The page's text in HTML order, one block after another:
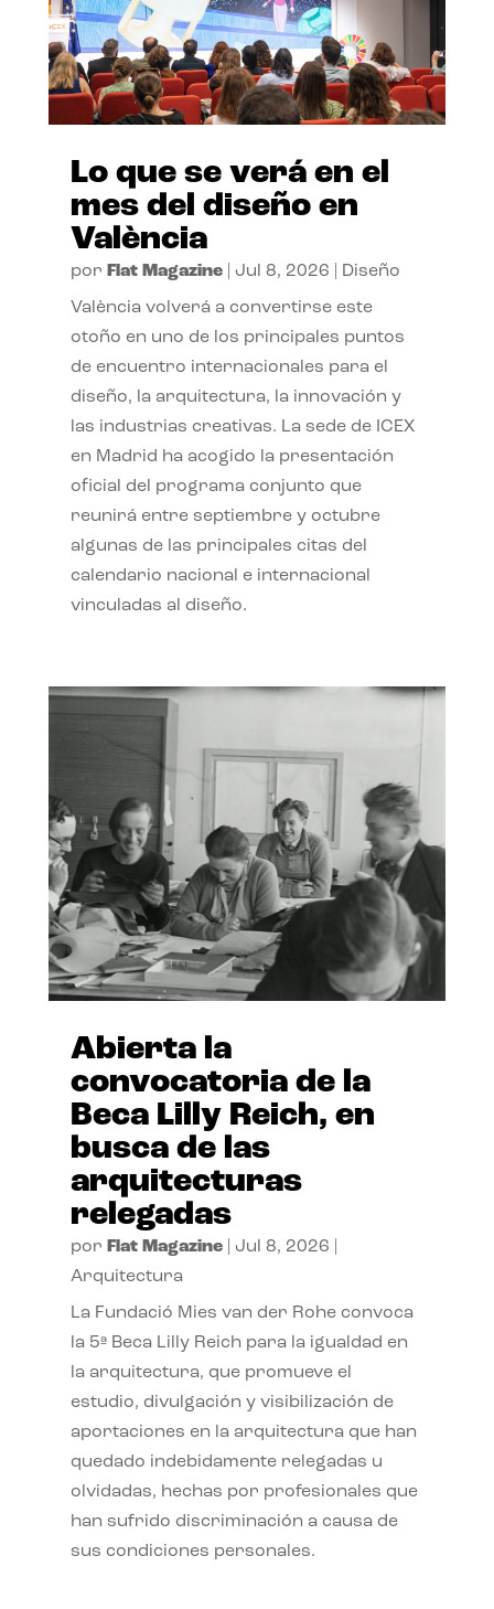
Lo que se verá en el
mes del diseño en
València
por Flat Magazine| Jul 8, 2026 Diseño
València volverá a convertirse este
otoño en uno de los principales puntos
de encuentro internacionales para el
diseño, la arquitectura, la innovación y
las industrias creativas. La sede de ICEX
en Madrid ha acogido la presentación
oficial del programa conjunto que
reunirá entre septiembre y octubre
algunas de las principales citas del
calendario nacional e internacional
vinculadas al diseño.
Abierta la
convocatoria de la
Beca Lilly Reich, en
busca de las
arquitecturas
relegadas
por Flat Magazine| Jul 8, 2026
Arquitectura
La Fundació Mies van der Rohe convoca
la 5ª Beca Lilly Reich para la igualdad en
la arquitectura, que promueve el
estudio, divulgación y visibilización de
aportaciones en la arquitectura que han
quedado indebidamente relegadas u
olvidadas, hechas por profesionales que
han sufrido discriminación a causa de
sus condiciones personales.